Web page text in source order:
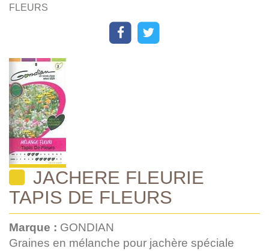
FLEURS
JACHERE FLEURIE
TAPIS DE FLEURS
Marque : GONDIAN
Graines en mélanche pour jachère spéciale